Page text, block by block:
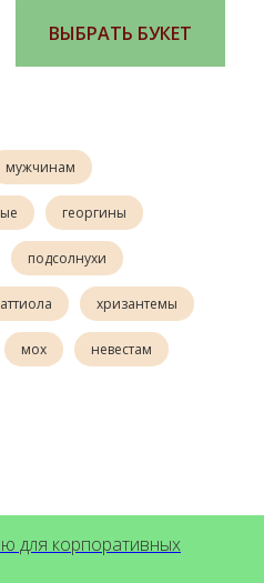
ВЫБРАТЬ БУКЕТ
мужчинам
георгины
подсолнухи
хризантемы
мох невестам
для корпоративных